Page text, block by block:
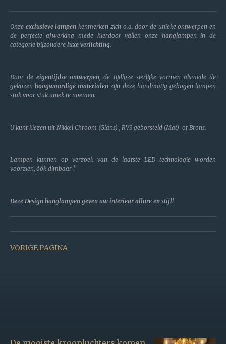
Onze exclusieve lampen kenmerken zich o.a. door de unieke ontwerpen en
de perfecte afwerking mede hierdoor vallen onze hanglampen in de
categorie bijzondere luxe verlichting.
Door deeigentijdse ontwerpen, de tijdloze sierlijke vormen alsmede de
gekozenhoogwaardige materialen zijn deze handmatig gebogen lampen
stuk voor stuk uniek te noemen.
U kunt kiezen uit Nikkel Chroom (Glans) , RVS geborsteld (Mat) of Brons.
Lampen kunnen op verzoek van de laatste LED technologie worden
voorzien, óók dimbaar !
Deze Design hanglampen geven uw interieur allure en stijl!
VORIGE PAGINA